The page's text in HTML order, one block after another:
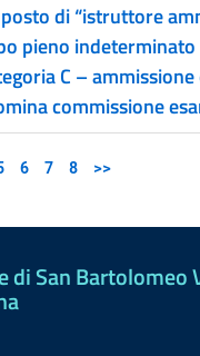
di “istruttore
pieno
C –
commissione
6 7 8 >>
di San Bartolomeo